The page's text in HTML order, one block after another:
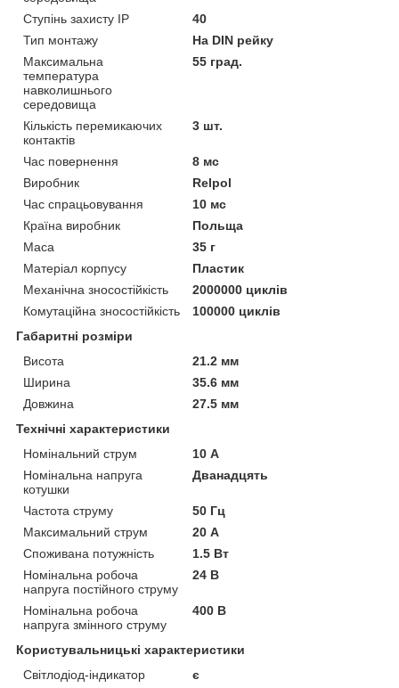
Ступінь захисту IP
40
Тип монтажу
На DIN рейку
Максимальна
температура
навколишнього
середовища
55 град.
Кількість перемикаючих
контактів
3 шт.
Час повернення
8 мс
Виробник
Relpol
Час спрацьовування
10 мс
Країна виробник
Польща
Маса
35 г
Матеріал корпусу
Пластик
Механічна зносостійкість
2000000 циклів
Комутаційна зносостійкість
100000 циклів
Габаритні розміри
Висота
21.2 мм
Ширина
35.6 мм
Довжина
27.5 мм
Технічні характеристики
Номінальний струм
10 А
Номінальна напруга
котушки
Дванадцять
Частота струму
50 Гц
Максимальний струм
20 А
Споживана потужність
1.5 Вт
Номінальна робоча
напруга постійного струму
24 В
Номінальна робоча
напруга змінного струму
400 В
Користувальницькі характеристики
Світлодіод-індикатор
є